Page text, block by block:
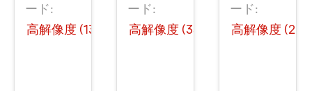
ード:
高解像度 (130 KB)
ード:
高解像度 (335 KB)
ード:
高解像度 (254